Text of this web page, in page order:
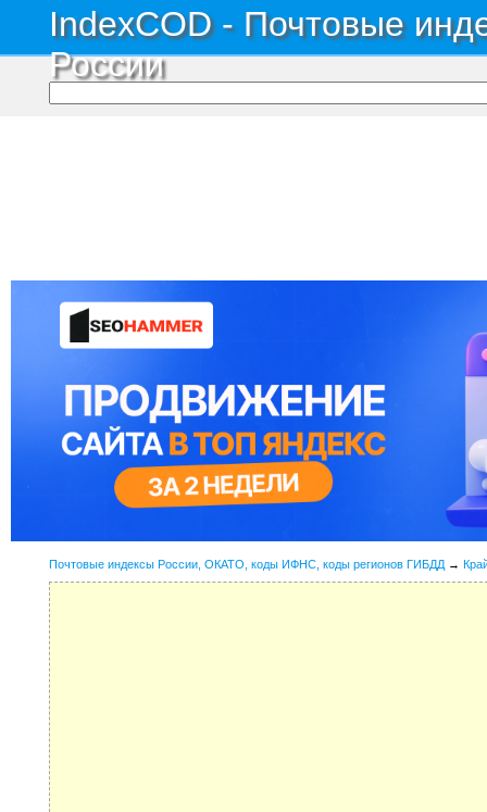
IndexCOD - Почтовые
России
Почтовые индексы России, ОКАТО, коды ИФНС, коды регионов ГИБДД →